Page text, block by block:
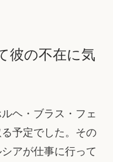
彼の不在に気
ヘ・ブラス・フェ
予定でした。その
アが仕事に行って